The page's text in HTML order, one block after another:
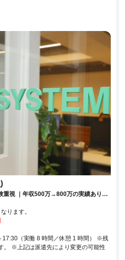
視 ｜年収500万→800万の実績あり｜
と継続取引｜40代～60代のベテランエ
となります。
17:30（実働 8 時間／休憩 1 時間） ※残
。 ※上記は派遣先により変更の可能性